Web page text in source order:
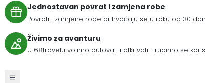
Jednostavan povrat i zamjena robe
Povrati i zamjene robe prihvaćaju se u roku od 30
Živimo za avanturu
U 68travelu volimo putovati i otkrivati. Trudimo se